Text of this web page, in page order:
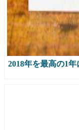
2018年を最高の1